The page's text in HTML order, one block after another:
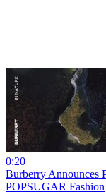
0:20
Burberry Announces
POPSUGAR Fashion